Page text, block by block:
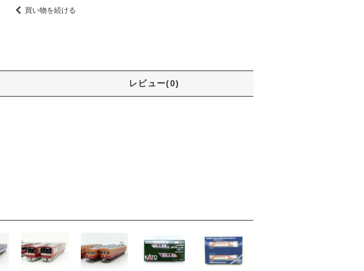
買い物を続ける
レビュー(0)